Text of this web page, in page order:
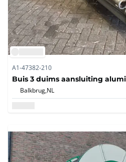
A1-47382-210
Buis 3 duims aansluiting
Balkbrug,NL